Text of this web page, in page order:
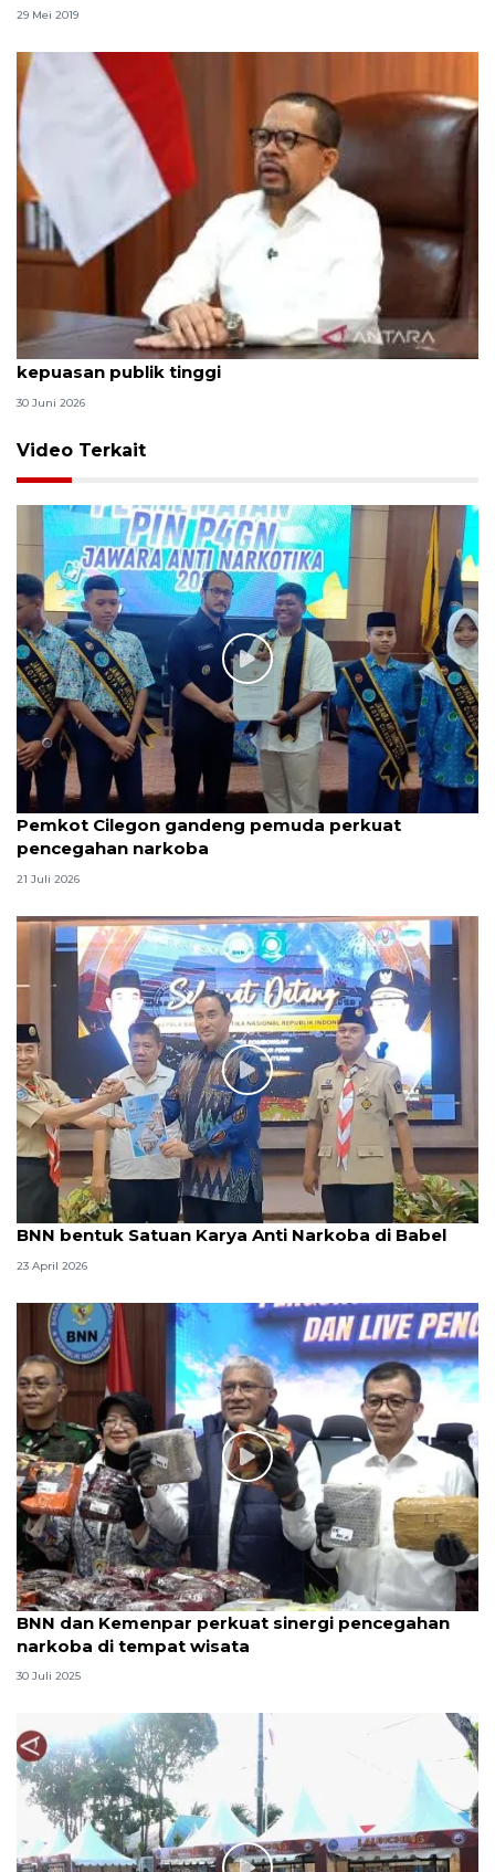
29 Mei 2019
Qodari: Pemerintah tak puas diri meski tingkat
kepuasan publik tinggi
30 Juni 2026
Video Terkait
Pemkot Cilegon gandeng pemuda perkuat
pencegahan narkoba
21 Juli 2026
BNN bentuk Satuan Karya Anti Narkoba di Babel
23 April 2026
BNN dan Kemenpar perkuat sinergi pencegahan
narkoba di tempat wisata
30 Juli 2025